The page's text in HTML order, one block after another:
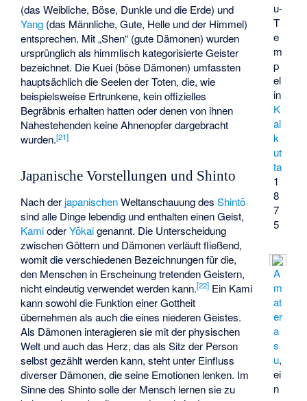
u-
T
e
m
p
el
in
K
al
k
ut
ta
1
8
7
5
(das Weibliche, Böse, Dunkle und die Erde) und
Yang (das Männliche, Gute, Helle und der Himmel)
entsprechen. Mit „Shen“ (gute Dämonen) wurden
ursprünglich als himmlisch kategorisierte Geister
bezeichnet. Die Kuei (böse Dämonen) umfassten
hauptsächlich die Seelen der Toten, die, wie
beispielsweise Ertrunkene, kein offizielles
Begräbnis erhalten hatten oder denen von ihnen
Nahestehenden keine Ahnenopfer dargebracht
wurden.[21]
Japanische Vorstellungen und Shinto
A
m
at
er
a
s
u,
ei
n
Nach der japanischenWeltanschauung desShintō
sind alle Dinge lebendig und enthalten einen Geist,
KamioderYōkaigenannt. Die Unterscheidung
zwischen Göttern und Dämonen verläuft fließend,
womit die verschiedenen Bezeichnungen für die,
den Menschen in Erscheinung tretenden Geistern,
nicht eindeutig verwendet werden kann.[22] Ein Kami
kann sowohl die Funktion einer Gottheit
übernehmen als auch die eines niederen Geistes.
Als Dämonen interagieren sie mit der physischen
Welt und auch das Herz, das als Sitz der Person
selbst gezählt werden kann, steht unter Einfluss
diverser Dämonen, die seine Emotionen lenken. Im
Sinne des Shinto solle der Mensch lernen sie zu